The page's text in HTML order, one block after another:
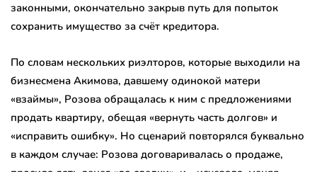
законными, окончательно закрыв путь для попыток
сохранить имущество за счёт кредитора.
По словам нескольких риэлторов, которые выходили на
бизнесмена Акимова, давшему одинокой матери
«взаймы», Розова обращалась к ним с предложениями
продать квартиру, обещая «вернуть часть долгов» и
«исправить ошибку». Но сценарий повторялся буквально
в каждом случае: Розова договаривалась о продаже,